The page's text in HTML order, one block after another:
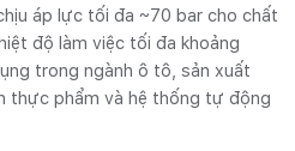
áp lực tối đa ~70 bar cho chất
độ làm việc tối đa khoảng
trong ngành ô tô, sản xuất
thực phẩm và hệ thống tự động